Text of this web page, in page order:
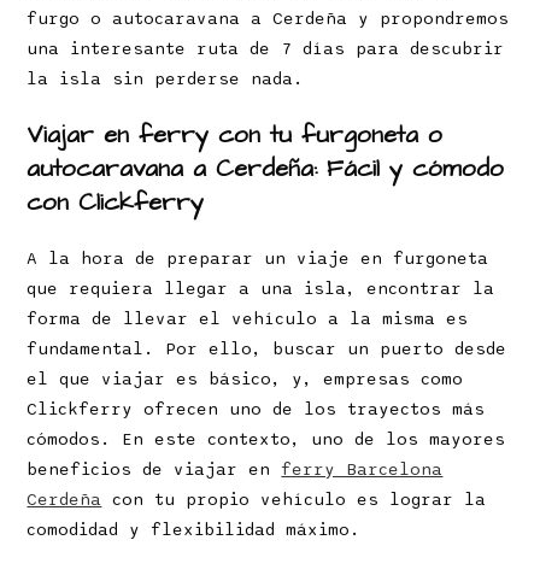
furgo o autocaravana a Cerdeña y propondremos
una interesante ruta de 7 días para descubrir
la isla sin perderse nada.
Viajar en ferry con tu furgoneta o
autocaravana a Cerdeña: Fácil y cómodo
con Clickferry
A la hora de preparar un viaje en furgoneta
que requiera llegar a una isla, encontrar la
forma de llevar el vehículo a la misma es
fundamental. Por ello, buscar un puerto desde
el que viajar es básico, y, empresas como
Clickferry ofrecen uno de los trayectos más
cómodos. En este contexto, uno de los mayores
beneficios de viajar enferry Barcelona
Cerdeña con tu propio vehículo es lograr la
comodidad y flexibilidad máximo.